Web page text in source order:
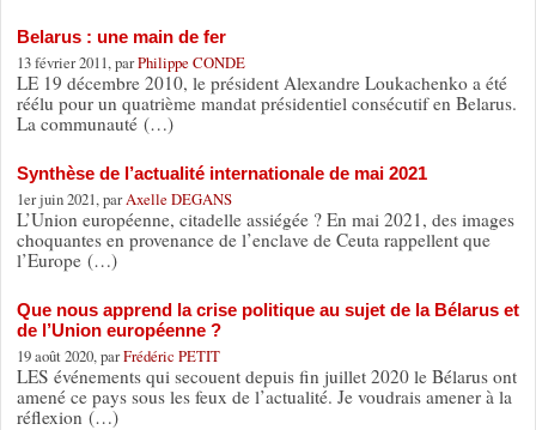
Belarus : une main de fer
13 février 2011, parPhilippe CONDE
LE 19 décembre 2010, le président Alexandre Loukachenko a été
réélu pour un quatrième mandat présidentiel consécutif en Belarus.
La communauté (…)
Synthèse de l’actualité internationale de mai 2021
1er juin 2021, parAxelle DEGANS
L’Union européenne, citadelle assiégée ? En mai 2021, des images
choquantes en provenance de l’enclave de Ceuta rappellent que
l’Europe (…)
Que nous apprend la crise politique au sujet de la Bélarus et
de l’Union européenne ?
19 août 2020, parFrédéric PETIT
LES événements qui secouent depuis fin juillet 2020 le Bélarus ont
amené ce pays sous les feux de l’actualité. Je voudrais amener à la
réflexion (…)